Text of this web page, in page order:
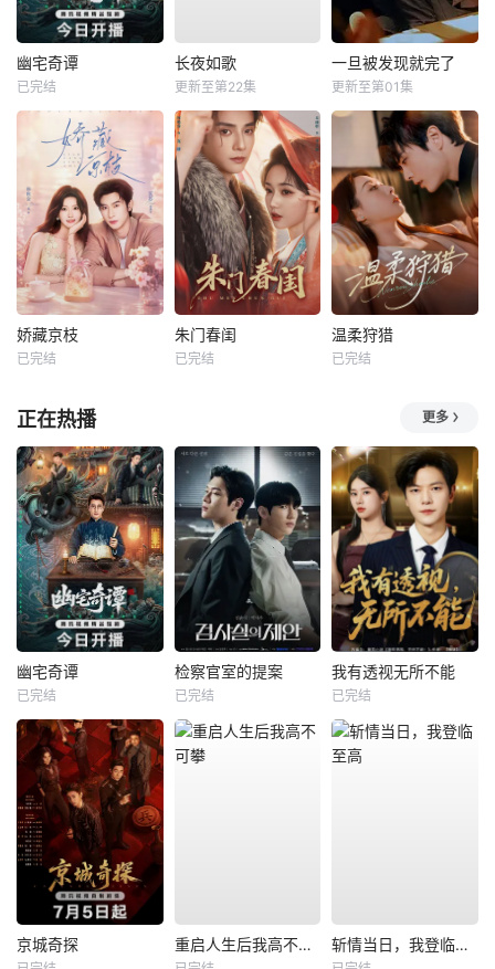
幽宅奇谭
已完结
长夜如歌
更新至第22集
一旦被发现就完了
更新至第01集
娇藏京枝
已完结
朱门春闺
已完结
温柔狩猎
已完结
正在热播 更多
幽宅奇谭
已完结
检察官室的提案
已完结
我有透视无所不能
已完结
京城奇探 重启人生后我高不可攀 斩情当日，我登临至高